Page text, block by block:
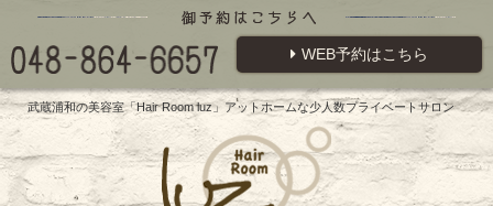
WEB予約はこちら
武蔵浦和の美容室「Hair Room luz」アットホームな少人数プライベートサロン